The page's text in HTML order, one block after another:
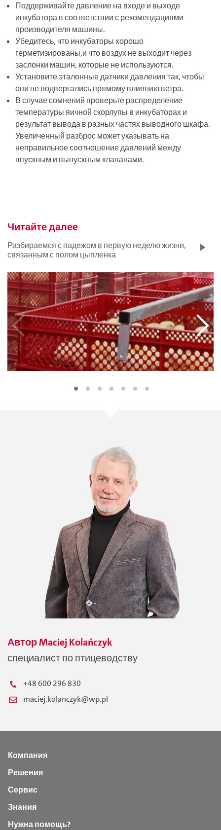
Поддерживайте давление на входе и выходе
инкубатора в соответствии с рекомендациями
производителя машины.
Убедитесь, что инкубаторы хорошо
герметизированы,и что воздух не выходит через
заслонки машин, которые не используются.
Установите эталонные датчики давления так, чтобы
они не подвергались прямому влиянию ветра.
В случае сомнений проверьте распределение
температуры яичной скорлупы в инкубаторах и
результат вывода в разных частях выводного шкафа.
Увеличенный разброс может указывать на
неправильное соотношение давлений между
впускным и выпускным клапанами.
Читайте далее
Разбираемся с падежом в первую неделю жизни,
связанным с полом цыпленка
АвторMaciejKolańczyk
специалист по птицеводству
+48 600 296 830
maciej.kolanczyk@wp.pl
Компания
Решения
Сервис
Знания
Нужна помощь?